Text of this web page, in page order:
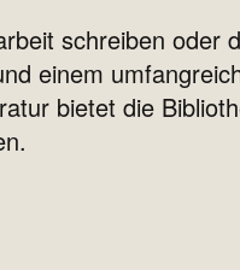
schreiben oder
einem
bietet die